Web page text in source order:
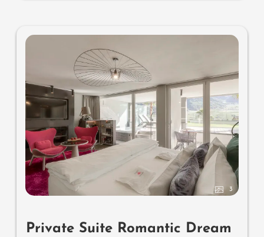
3
Private Suite Romantic Dream